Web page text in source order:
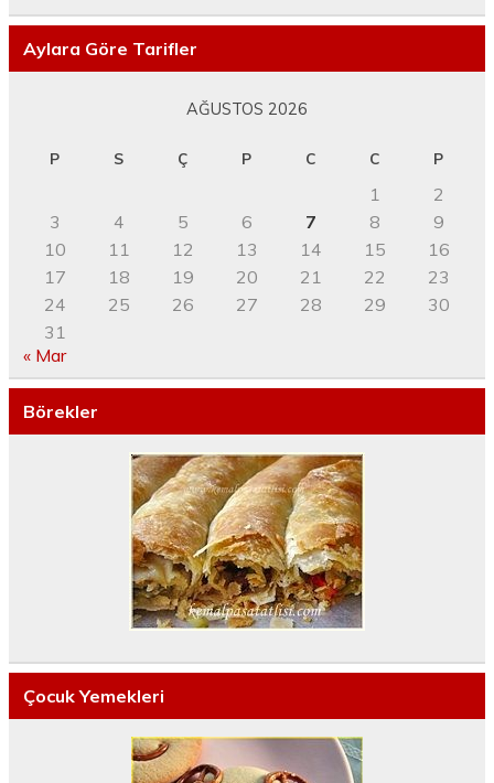
Aylara Göre Tarifler
AĞUSTOS 2026
P S Ç P C C P
1
2
3
4 5 6 7 8
9
10
11 12 13 14 15
16
17
18 19 20 21 22
23
24
25 26 27 28 29
30
31
« Mar
Börekler
Çocuk Yemekleri